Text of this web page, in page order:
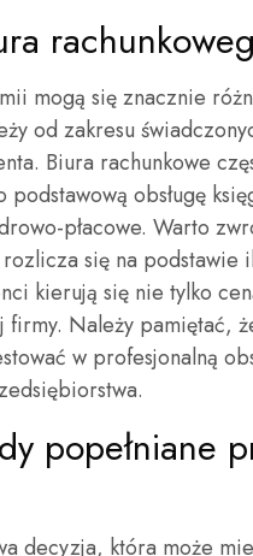
mogą się znacznie
od zakresu
Biura rachunkowe
obsługę
płacowe. Warto
rozlicza się na
kierują się nie tylko
firmy. Należy pamiętać,
w profesjonalną
popełniane
decyzja, która może